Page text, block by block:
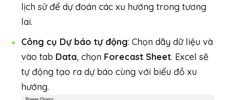
lịch sử để dự đoán các xu hướng trong tương
lai.
Công cụ Dự báo tự động: Chọn dãy dữ liệu và
vào tab Data, chọn Forecast Sheet. Excel sẽ
tự động tạo ra dự báo cùng với biểu đồ xu
hướng.